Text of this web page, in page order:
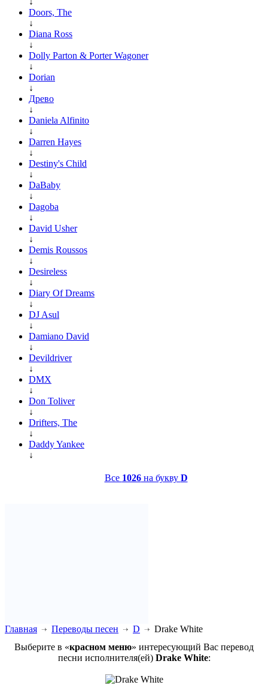
Doors, The
↓
Diana Ross
↓
Dolly Parton & Porter Wagoner
↓
Dorian
↓
Древо
↓
Daniela Alfinito
↓
Darren Hayes
↓
Destiny's Child
↓
DaBaby
↓
Dagoba
↓
David Usher
↓
Demis Roussos
↓
Desireless
↓
Diary Of Dreams
↓
DJ Asul
↓
Damiano David
↓
Devildriver
↓
DMX
↓
Don Toliver
↓
Drifters, The
↓
Daddy Yankee
↓
Все 1026на букву D
Главная Переводы песен D
Drake White
Выберите в «красном меню» интересующий Вас перевод
песни исполнителя(ей) Drake White: